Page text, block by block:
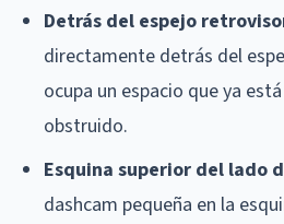
Detrás del espejo
directamente detrás del
ocupa un espacio que ya
obstruido.
Esquina superior del lado
dashcam pequeña en la